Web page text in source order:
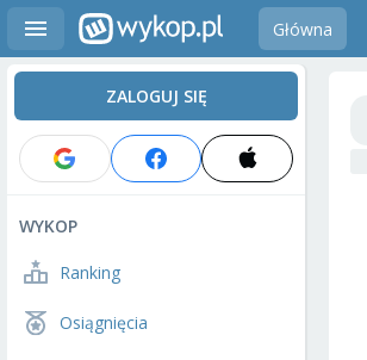
Główna
ZALOGUJ SIĘ
WYKOP
Ranking
Osiągnięcia